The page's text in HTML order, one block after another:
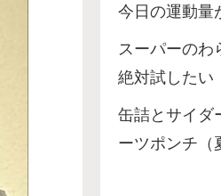
今日の運動量
スーパーのわ
絶対試したい
缶詰とサイダ
ーツポンチ（